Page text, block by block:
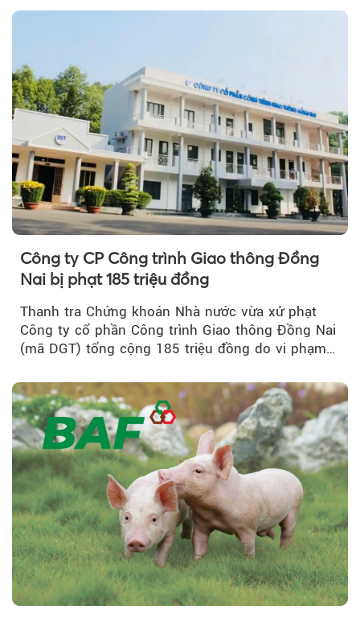
Công ty CP Công trình Giao thông Đồng
Nai bị phạt 185 triệu đồng
Thanh tra Chứng khoán Nhà nước vừa xử phạt
Công ty cổ phần Công trình Giao thông Đồng Nai
(mã DGT) tổng cộng 185 triệu đồng do vi phạm